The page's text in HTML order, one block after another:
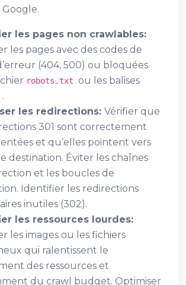
Google.
les pages non crawlables:
les pages avec des codes de
(404, 500) ou bloquées
robots.txt ou les balises
.
les redirections: Vérifier que
301 sont correctement
et qu’elles pointent vers
destination. Éviter les chaînes
et les boucles de
Identifier les redirections
inutiles (302).
les ressources lourdes:
les images ou les fichiers
qui ralentissent le
des ressources et
du crawl budget. Optimiser